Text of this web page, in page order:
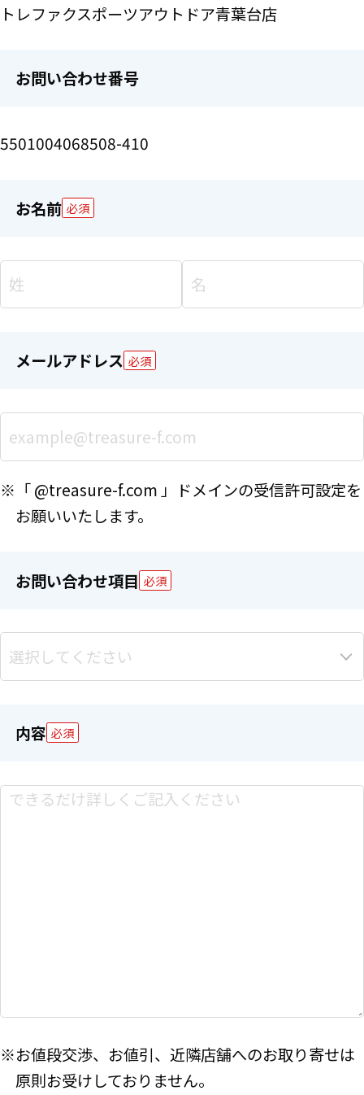
トレファクスポーツアウトドア青葉台店
お問い合わせ番号
5501004068508-410
お名前 必須
メールアドレス 必須
※「 @treasure-f.com 」ドメインの受信許可設定を
お願いいたします。
お問い合わせ項目 必須
内容 必須
※お値段交渉、お値引、近隣店舗へのお取り寄せは
原則お受けしておりません。